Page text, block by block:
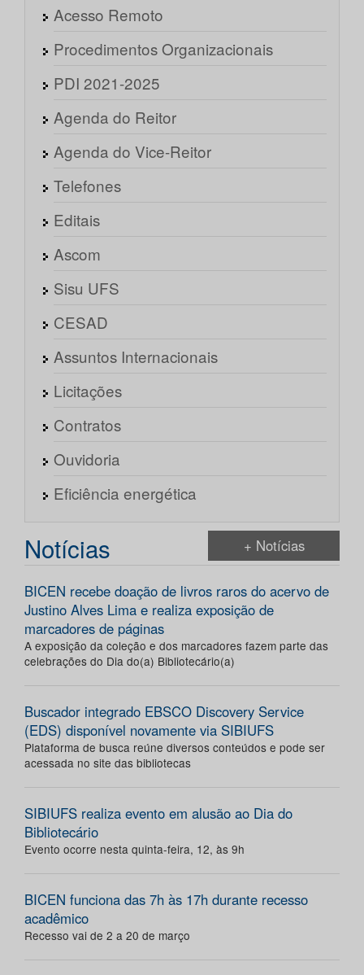
Acesso Remoto
Procedimentos Organizacionais
PDI 2021-2025
Agenda do Reitor
Agenda do Vice-Reitor
Telefones
Editais
Ascom
Sisu UFS
CESAD
Assuntos Internacionais
Licitações
Contratos
Ouvidoria
Eficiência energética
Notícias + Notícias
BICEN recebe doação de livros raros do acervo de
Justino Alves Lima e realiza exposição de
marcadores de páginas
A exposição da coleção e dos marcadores fazem parte das
celebrações do Dia do(a) Bibliotecário(a)
Buscador integrado EBSCO Discovery Service
(EDS) disponível novamente via SIBIUFS
Plataforma de busca reúne diversos conteúdos e pode ser
acessada no site das bibliotecas
SIBIUFS realiza evento em alusão ao Dia do
Bibliotecário
Evento ocorre nesta quinta-feira, 12, às 9h
BICEN funciona das 7h às 17h durante recesso
acadêmico
Recesso vai de 2 a 20 de março